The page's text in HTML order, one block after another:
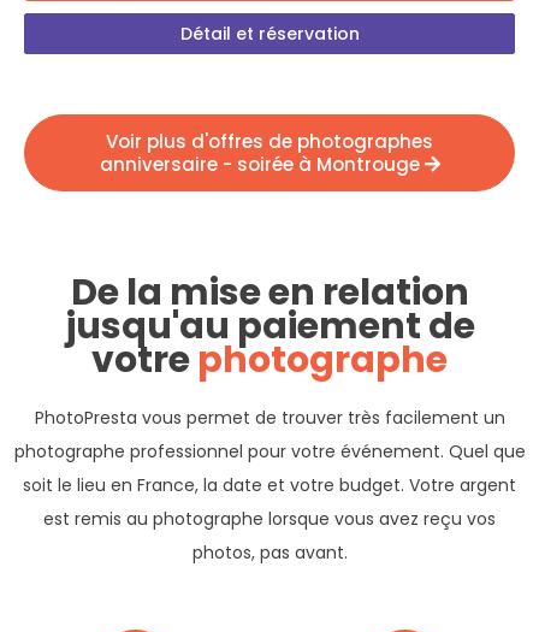
Détail et réservation
Voir plus d'offres de photographes
anniversaire - soirée à Montrouge
De la mise en relation
jusqu'au paiement de
votrephotographe
PhotoPresta vous permet de trouver très facilement un
photographe professionnel pour votre événement. Quel que
soit le lieu en France, la date et votre budget. Votre argent
est remis au photographe lorsque vous avez reçu vos
photos, pas avant.